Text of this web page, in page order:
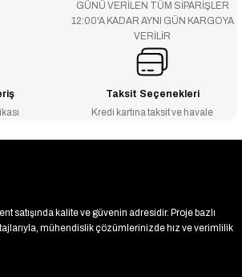
GÜNÜ VERİLEN TÜM SİPARİŞLER
12:00'A KADAR AYNI GÜN KARGOYA
VERİLİR
Taksit Seçenekleri
Kredi kartına taksit ve havale
satışında kalite ve güvenin adresidir. Proje bazlı
mühendislik çözümlerinizde hız ve verimlilik